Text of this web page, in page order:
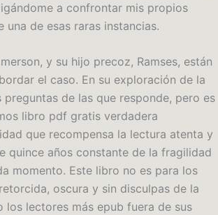
a confrontar mis propios
de esas raras instancias.
y su hijo precoz, Ramses, están
el caso. En su exploración de la
de las que responde, pero es
libro pdf gratis verdadera
que recompensa la lectura atenta y
quince años constante de la fragilidad
momento. Este libro no es para los
oscura y sin disculpas de la
los lectores más epub fuera de sus